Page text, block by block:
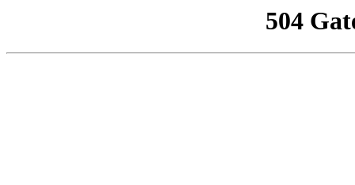
504